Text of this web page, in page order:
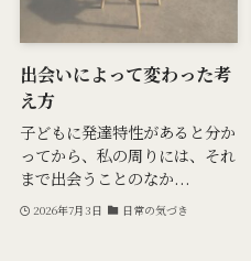
出会いによって変わった考
え方
子どもに発達特性があると分か
ってから、私の周りには、それ
まで出会うことのなか...
2026年7月3日 日常の気づき